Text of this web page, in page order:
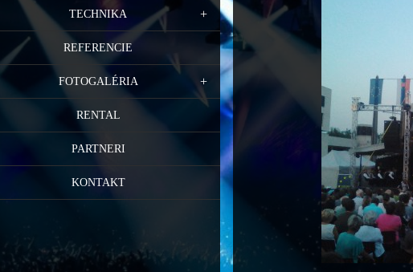
TECHNIKA
REFERENCIE
FOTOGALÉRIA
RENTAL
PARTNERI
KONTAKT